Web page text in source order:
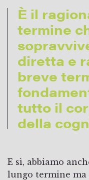
È il
termine
diretta e
breve
tutto il
della
E sì, abbiamo
lungo termine ma